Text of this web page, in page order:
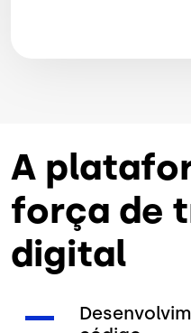
A
força de
digital